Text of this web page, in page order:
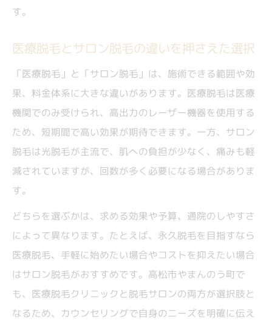
す。
医療脱毛とサロン脱毛の違いを押さえた選択
「医療脱毛」と「サロン脱毛」は、施術できる範囲や効
果、料金体系に大きな違いがあります。医療脱毛は医療
機関でのみ受けられ、高出力のレーザー機器を使用する
ため、短期間で高い効果が期待できます。一方、サロン
脱毛は光脱毛が主流で、肌への負担が少なく、痛みも軽
減されていますが、回数が多く必要になる場合がありま
す。
どちらを選ぶかは、求める効果や予算、通院のしやすさ
によって異なります。たとえば、永久脱毛を目指すなら
医療脱毛、手軽に始めたい場合やコストを抑えたい場合
はサロン脱毛がおすすめです。高松市やまんのう町で
も、医療脱毛クリニックと脱毛サロンの両方が選択肢と
なるため、カウンセリングで自身のニーズを明確に伝え